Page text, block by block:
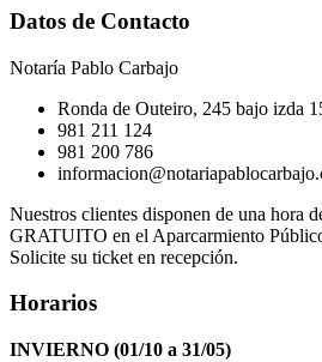
Datos de Contacto
Notaría Pablo Carbajo
Ronda de Outeiro, 245 bajo izda
981 211 124
981 200 786
Nuestros clientes disponen de una
GRATUITO en el Aparcarmiento
Solicite su ticket en recepción.
Horarios
INVIERNO (01/10 a 31/05)